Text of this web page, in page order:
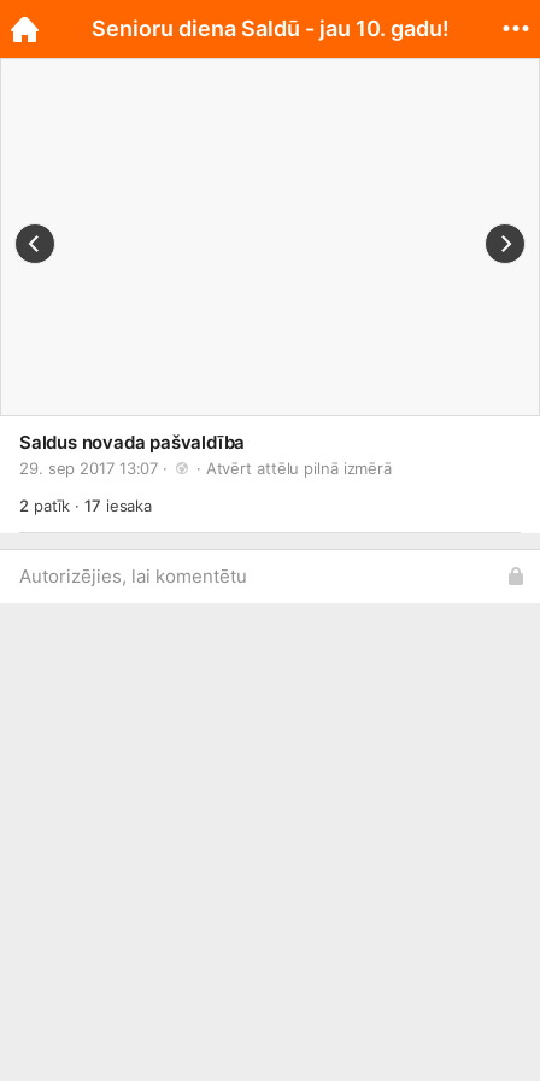
Saldus novada pašvaldība
29. sep 2017 13:07 · · Atvērt attēlu pilnā izmērā
2 patīk ·17 iesaka
Autorizējies, lai komentētu
Senioru diena Saldū - jau 10. gadu!